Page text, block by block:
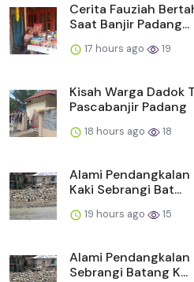
Cerita Fauziah
Saat Banjir Padang...
17 hours ago 19
Kisah Warga Dadok
Pascabanjir Padang
18 hours ago 18
Alami Pendangkalan
Kaki Sebrangi Bat...
19 hours ago 15
Alami Pendangkalan
Sebrangi Batang K...